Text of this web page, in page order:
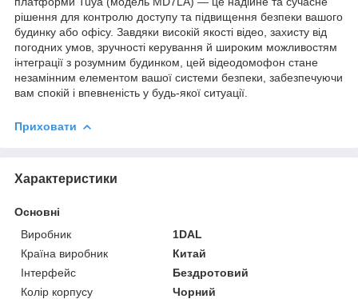
рішення для контролю доступу та підвищення безпеки вашого
будинку або офісу. Завдяки високій якості відео, захисту від
погодних умов, зручності керування й широким можливостям
інтеграції з розумним будинком, цей відеодомофон стане
незамінним елементом вашої системи безпеки, забезпечуючи
вам спокій і впевненість у будь-якої ситуації.
Приховати
Характеристики
Основні
Виробник
1DAL
Країна виробник
Китай
Інтерфейс
Бездротовий
Колір корпусу
Чорний